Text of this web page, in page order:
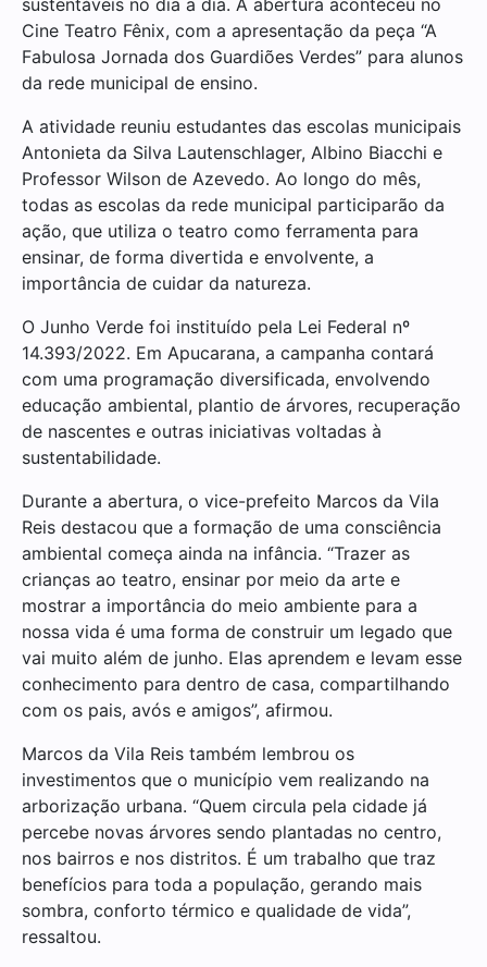
Cine Teatro Fênix, com a apresentação da peça “A
Fabulosa Jornada dos Guardiões Verdes” para alunos
da rede municipal de ensino.
A atividade reuniu estudantes das escolas municipais
Antonieta da Silva Lautenschlager, Albino Biacchi e
Professor Wilson de Azevedo. Ao longo do mês,
todas as escolas da rede municipal participarão da
ação, que utiliza o teatro como ferramenta para
ensinar, de forma divertida e envolvente, a
importância de cuidar da natureza.
O Junho Verde foi instituído pela Lei Federal nº
14.393/2022. Em Apucarana, a campanha contará
com uma programação diversificada, envolvendo
educação ambiental, plantio de árvores, recuperação
de nascentes e outras iniciativas voltadas à
sustentabilidade.
Durante a abertura, o vice-prefeito Marcos da Vila
Reis destacou que a formação de uma consciência
ambiental começa ainda na infância. “Trazer as
crianças ao teatro, ensinar por meio da arte e
mostrar a importância do meio ambiente para a
nossa vida é uma forma de construir um legado que
vai muito além de junho. Elas aprendem e levam esse
conhecimento para dentro de casa, compartilhando
com os pais, avós e amigos”, afirmou.
Marcos da Vila Reis também lembrou os
investimentos que o município vem realizando na
arborização urbana. “Quem circula pela cidade já
percebe novas árvores sendo plantadas no centro,
nos bairros e nos distritos. É um trabalho que traz
benefícios para toda a população, gerando mais
sombra, conforto térmico e qualidade de vida”,
ressaltou.